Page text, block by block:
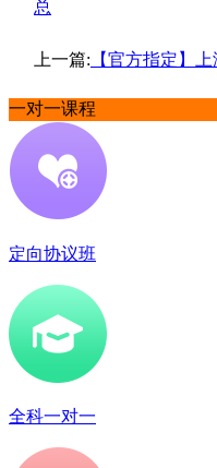
总
上一篇: 【官方指定】
一对一课程
定向协议班
全科一对一